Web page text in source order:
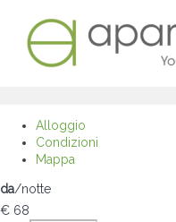
Alloggio
Condizioni
Mappa
da/notte
€ 68